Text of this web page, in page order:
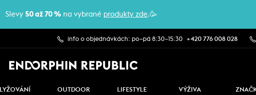
Slevy 50 až 70 % na vybrané produkty zde.🥳
info o objednávkách: po–pá 8:30–15:30 +420 776 008 028
LYŽOVÁNÍ OUTDOOR LIFESTYLE VÝŽIVA